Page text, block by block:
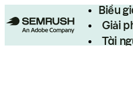
Biểu
Giải
Tài